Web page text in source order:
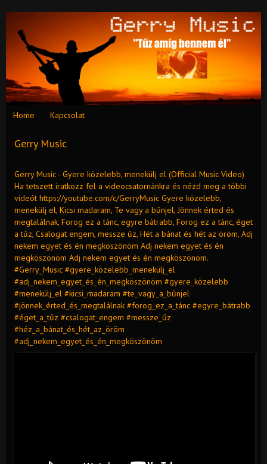
Home Kapcsolat
Gerry Music
Gerry Music - Gyere közelebb, menekülj el (Official Music Video)
Ha tetszett iratkozz fel a videocsatornánkra és nézd meg a többi
videót https://youtube.com/c/GerryMusic Gyere közelebb,
menekülj el, Kicsi madaram, Te vagy a bűnjel, Jönnek érted és
megtalálnak, Forog ez a tánc, egyre bátrabb, Forog ez a tánc, éget
a tűz, Csalogat engem, messze űz, Hét a bánat és hét az öröm, Adj
nekem egyet és én megköszönöm Adj nekem egyet és én
megköszönöm Adj nekem egyet és én megköszönöm.
#Gerry_Music #gyere_közelebb_menekülj_el
#adj_nekem_egyet_és_én_megköszönöm #gyere_közelebb
#menekülj_el #kicsi_madaram #te_vagy_a_bűnjel
#jönnek_érted_és_megtalálnak #forog_ez_a_tánc #egyre_bátrabb
#éget_a_tűz #csalogat_engem #messze_űz
#héz_a_bánat_és_hét_az_öröm
#adj_nekem_egyet_és_én_megköszönöm